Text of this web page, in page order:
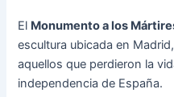
El Monumento a los
escultura ubicada en
aquellos que perdieron la
independencia de España.